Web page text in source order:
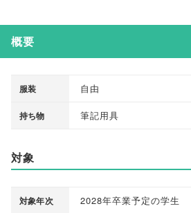
概要
服装 自由
持ち物 筆記用具
対象
対象年次 2028年卒業予定の学生